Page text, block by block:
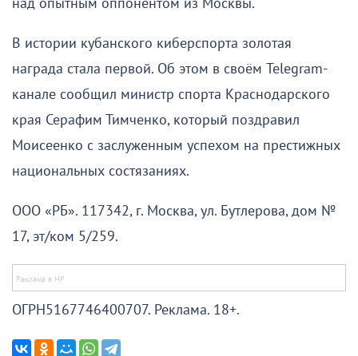
над опытным оппонентом из Москвы.
В истории кубанского киберспорта золотая
награда стала первой. Об этом в своём Telegram-
канале сообщил министр спорта Краснодарского
края Серафим Тимченко, который поздравил
Моисеенко с заслуженным успехом на престижных
национальных состязаниях.
ООО «РБ». 117342, г. Москва, ул. Бутлерова, дом №
17, эт/ком 5/259.
ОГРН5167746400707. Реклама. 18+.